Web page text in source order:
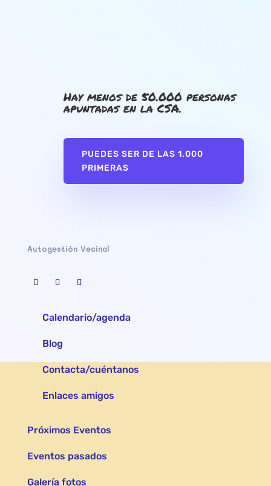
Hay menos de 50.000 personas
apuntadas en la CSA.
PUEDES SER DE LAS 1.000
PRIMERAS
Autogestión Vecinal
Calendario/agenda
Blog
Contacta/cuéntanos
Enlaces amigos
Próximos Eventos
Eventos pasados
Galería fotos